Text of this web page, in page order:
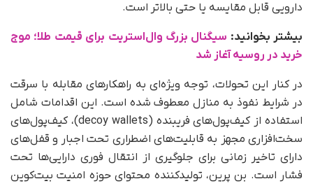
دارویی قابل مقایسه یا حتی بالاتر است.
بیشتر بخوانید: سیگنال بزرگ وال‌استریت برای قیمت طلا؛ موج
خرید در روسیه آغاز شد
در کنار این تحولات، توجه ویژه‌ای به راهکارهای مقابله با سرقت
در شرایط نفوذ به منازل معطوف شده است. این اقدامات شامل
استفاده از کیف‌پول‌های فریبنده (decoy wallets)، کیف‌پول‌های
سخت‌افزاری مجهز به قابلیت‌های اضطراری تحت اجبار و قفل‌های
دارای تاخیر زمانی برای جلوگیری از انتقال فوری دارایی‌ها تحت
فشار است. بن پرین، تولیدکننده محتوای حوزه امنیت بیت‌کوین